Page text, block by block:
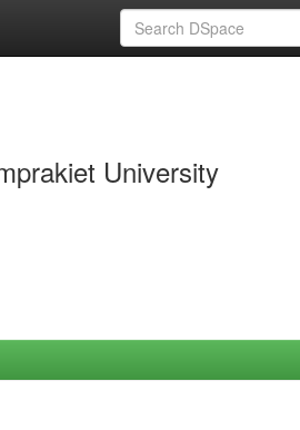
University